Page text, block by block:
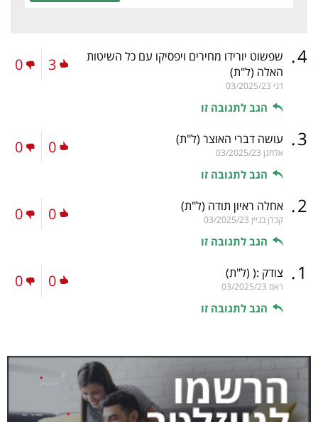
4
. שפשוט יורידו מחירים ויפסיקו עם כל השיטות
האלה (ל"ת)
דני 03/2025/23
הגב לתגובה זו
3
0
3
. עושה דברי האוצר (ל"ת)
אלחנן 03/2025/23
הגב לתגובה זו
0
0
2
. אחלה ראיון תודה (ל"ת)
קבלן בניין 03/2025/23
הגב לתגובה זו
0
0
1
. צודק :( (ל"ת)
ראם 03/2025/23
הגב לתגובה זו
0
0